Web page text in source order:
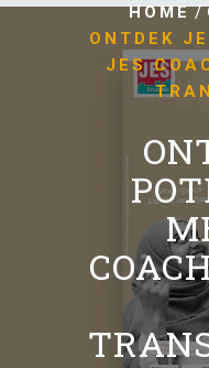
HOME/
ONTDEK
JES